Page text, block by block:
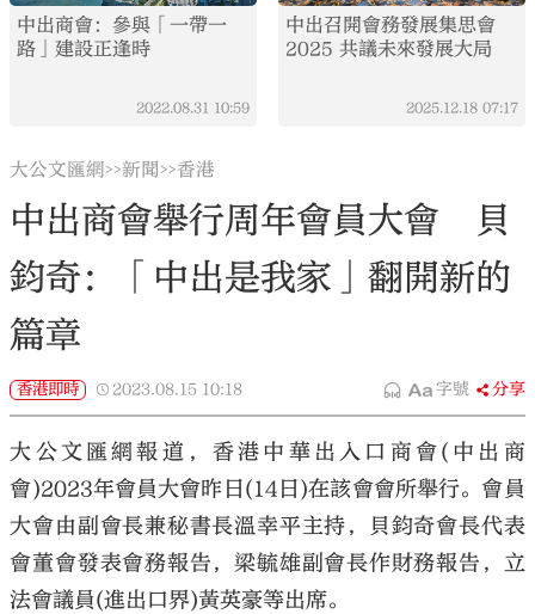
中出商會：參與「一帶一
路」建設正逢時
2022.08.31 10:59
中出召開會務發展集思會
2025 共議未來發展大局
2025.12.18 07:17
大公文匯網>>新聞>>香港
中出商會舉行周年會員大會 貝
鈞奇：「中出是我家」翻開新的
篇章
香港即時 2023.08.15 10:18 字號 分享
大公文匯網報道，香港中華出入口商會(中出商
會)2023年會員大會昨日(14日)在該會會所舉行。會員
大會由副會長兼秘書長溫幸平主持，貝鈞奇會長代表
會董會發表會務報告，梁毓雄副會長作財務報告，立
法會議員(進出口界)黃英豪等出席。